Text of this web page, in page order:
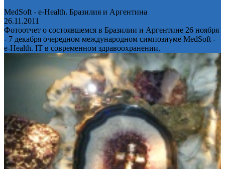
MedSoft - e-Health. Бразилия и Аргентина
26.11.2011
Фотоотчет о состоявшемся в Бразилии и Аргентине 26 ноября
- 7 декабря очередном международном симпозиуме MedSoft -
e-Health. IT в современном здравоохранении.